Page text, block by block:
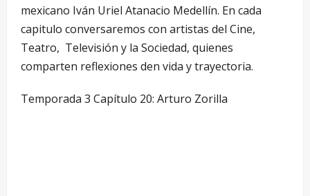
mexicano Iván Uriel Atanacio Medellín. En cada
capitulo conversaremos con artistas del Cine,
Teatro, Televisión y la Sociedad, quienes
comparten reflexiones den vida y trayectoria.
Temporada 3 Capítulo 20: Arturo Zorilla